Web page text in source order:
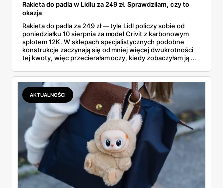
Rakieta do padla w Lidlu za 249 zł. Sprawdziłam, czy to
okazja
Rakieta do padla za 249 zł — tyle Lidl policzy sobie od
poniedziałku 10 sierpnia za model Crivit z karbonowym
splotem 12K. W sklepach specjalistycznych podobne
konstrukcje zaczynają się od mniej więcej dwukrotności
tej kwoty, więc przecierałam oczy, kiedy zobaczyłam ją w
najszybciej rosnący sport w Polsce: kortów przybywa
lawinowo, a chętnych jeszcze szybciej. Sprawdziłam, co
dokładnie dostajemy za te pieniądze i komu taka rakieta
faktycznie wystarczy.
AKTUALNOŚCI